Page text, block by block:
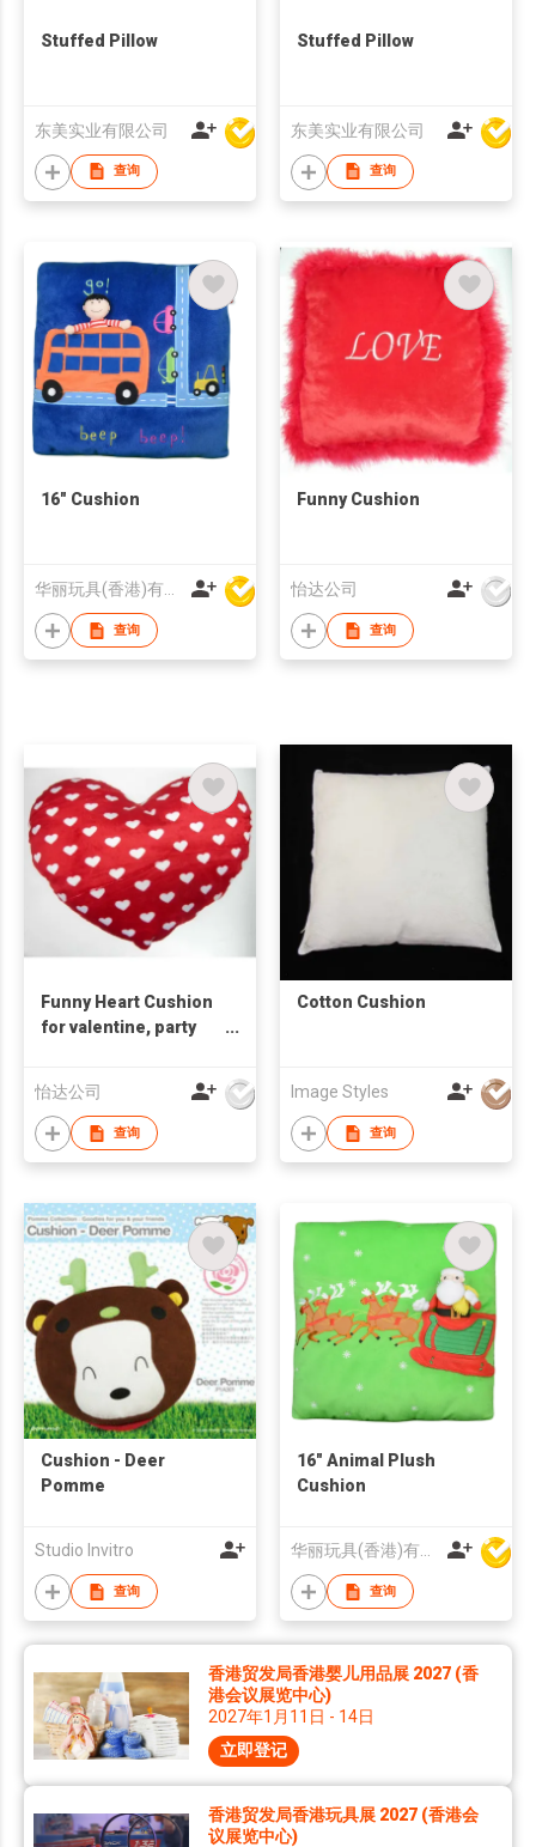
Stuffed Pillow
东美实业有限公司
查询
Stuffed Pillow
东美实业有限公司
查询
16" Cushion
查询
Funny Cushion
怡达公司
查询
Funny Heart Cushion
for valentine, party
怡达公司
查询
Cotton Cushion
Image Styles
查询
Cushion - Deer
Pomme
Studio Invitro
查询
16" Animal Plush
Cushion
华丽玩具(香港)有限公司
查询
香港贸发局香港婴儿用品展 2027 (香
港会议展览中心)
2027年1月11日 - 14日
立即登记
香港贸发局香港玩具展 2027 (香港会
议展览中心)